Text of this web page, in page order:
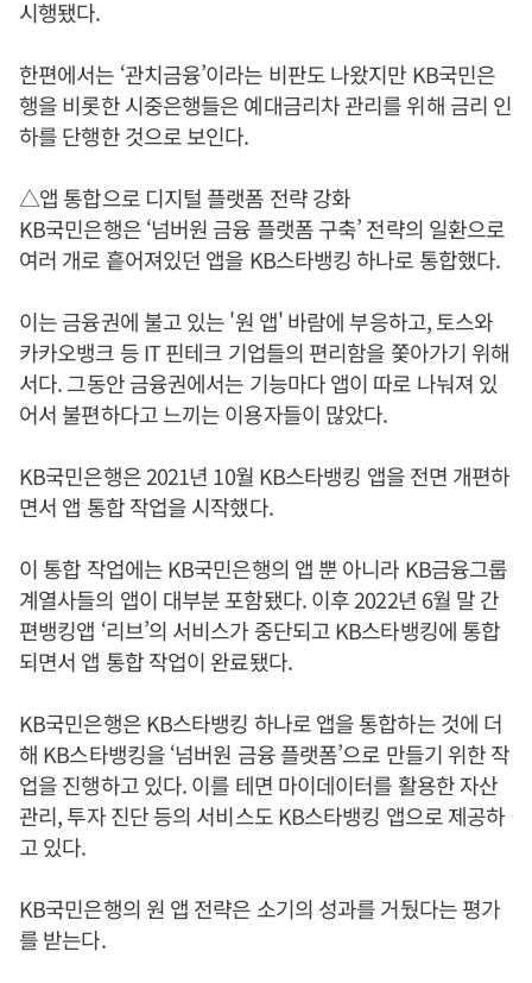
시행됐다.
한편에서는 ‘관치금융’이라는 비판도 나왔지만 KB국민은
행을 비롯한 시중은행들은 예대금리차 관리를 위해 금리 인
하를 단행한 것으로 보인다.
△앱 통합으로 디지털 플랫폼 전략 강화
KB국민은행은 ‘넘버원 금융 플랫폼 구축’ 전략의 일환으로
여러 개로 흩어져있던 앱을 KB스타뱅킹 하나로 통합했다.
이는 금융권에 불고 있는 '원 앱' 바람에 부응하고, 토스와
카카오뱅크 등 IT 핀테크 기업들의 편리함을 쫓아가기 위해
서다. 그동안 금융권에서는 기능마다 앱이 따로 나눠져 있
어서 불편하다고 느끼는 이용자들이 많았다.
KB국민은행은 2021년 10월 KB스타뱅킹 앱을 전면 개편하
면서 앱 통합 작업을 시작했다.
이 통합 작업에는 KB국민은행의 앱 뿐 아니라 KB금융그룹
계열사들의 앱이 대부분 포함됐다. 이후 2022년 6월 말 간
편뱅킹앱 ‘리브’의 서비스가 중단되고 KB스타뱅킹에 통합
되면서 앱 통합 작업이 완료됐다.
KB국민은행은 KB스타뱅킹 하나로 앱을 통합하는 것에 더
해 KB스타뱅킹을 ‘넘버원 금융 플랫폼’으로 만들기 위한 작
업을 진행하고 있다. 이를 테면 마이데이터를 활용한 자산
관리, 투자 진단 등의 서비스도 KB스타뱅킹 앱으로 제공하
고 있다.
KB국민은행의 원 앱 전략은 소기의 성과를 거뒀다는 평가
를 받는다.